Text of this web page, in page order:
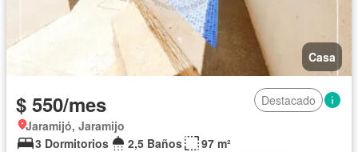
Casa
$ 550/mes
Destacado
Jaramijó, Jaramijo
3 Dormitorios
2,5 Baños
97 m²